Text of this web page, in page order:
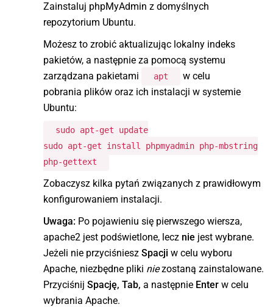
Zainstaluj phpMyAdmin z domyślnych
repozytorium Ubuntu.
Możesz to zrobić aktualizując lokalny indeks
pakietów, a następnie za pomocą systemu
zarządzana pakietami
apt
w celu
pobrania plików oraz ich instalacji w systemie
Ubuntu:
sudo apt-get update
sudo apt-get install phpmyadmin php-mbstring
php-gettext
Zobaczysz kilka pytań związanych z prawidłowym
konfigurowaniem instalacji.
Uwaga: Po pojawieniu się pierwszego wiersza,
apache2 jest podświetlone, lecz nie jest wybrane.
Jeżeli nie przyciśniesz Spacji w celu wyboru
Apache, niezbędne pliki niezostaną zainstalowane.
Przyciśnij Spację, Tab, a następnie Enter w celu
wybrania Apache.